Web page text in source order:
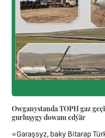
Owganystanda TOPH gaz
gurluşygy dowam edýär
«Garaşsyz, baky Bitarap